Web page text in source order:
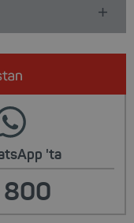
'ta
800